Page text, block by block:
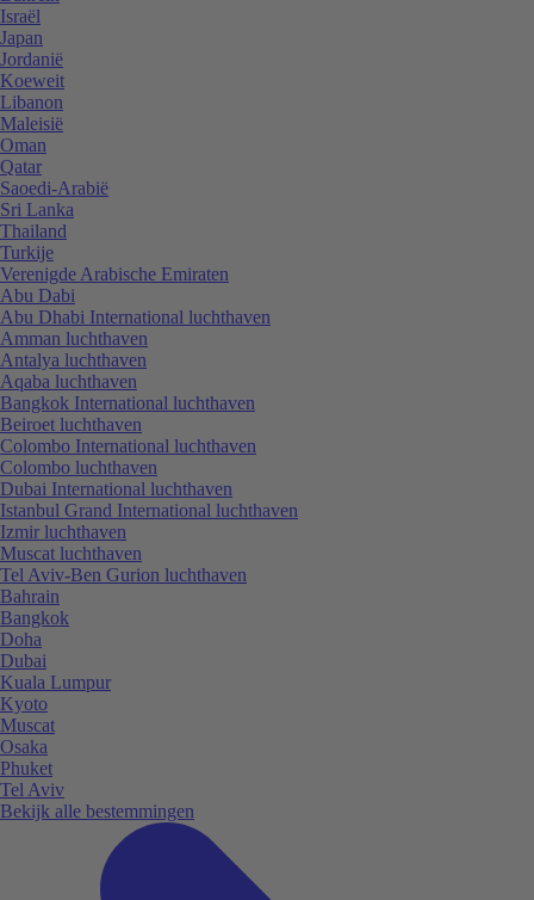
Israël
Japan
Jordanië
Koeweit
Libanon
Maleisië
Oman
Qatar
Saoedi-Arabië
Sri Lanka
Thailand
Turkije
Verenigde Arabische Emiraten
Abu Dabi
Abu Dhabi International luchthaven
Amman luchthaven
Antalya luchthaven
Aqaba luchthaven
Bangkok International luchthaven
Beiroet luchthaven
Colombo International luchthaven
Colombo luchthaven
Dubai International luchthaven
Istanbul Grand International luchthaven
Izmir luchthaven
Muscat luchthaven
Tel Aviv-Ben Gurion luchthaven
Bahrain
Bangkok
Doha
Dubai
Kuala Lumpur
Kyoto
Muscat
Osaka
Phuket
Tel Aviv
Bekijk alle bestemmingen